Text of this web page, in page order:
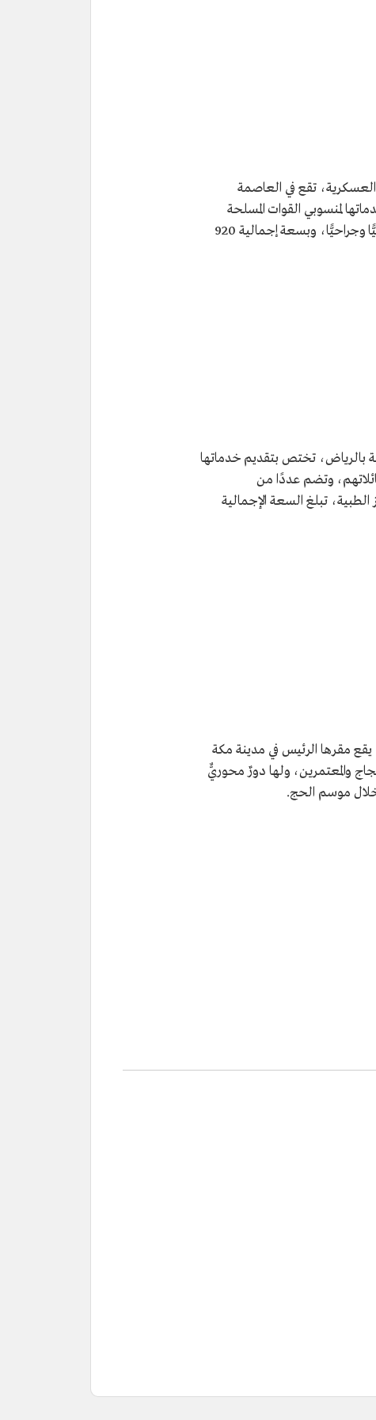
العسكرية، تقع في العاصمة
لمنسوبي القوات المسلحة
وذويهم، في 23 تخصصًا طبيًّا وجراحيًّا، وبسعة إجمالية 920
بالرياض، تختص بتقديم خدماتها
وتضم عددًا من
الطبية، تبلغ السعة الإجمالية
يقع مقرها الرئيس في مدينة مكة
والمعتمرين، ولها دورٌ محوريٌّ
موسم الحج.